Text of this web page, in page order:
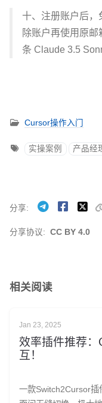
十、注册账户后，
除账户再使用原
条 Claude 3.5
Cursor操作入门
实操案例 产品经
分享协议: CC BY 4.0
分享
相关阅读
Jan 23, 2025
效率插件推荐：
互！
一款Switch2Cursor